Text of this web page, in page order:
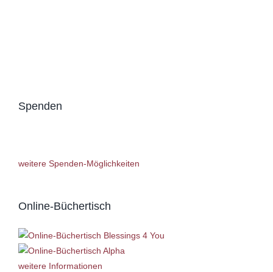
Spenden
weitere Spenden-Möglichkeiten
Online-Büchertisch
weitere Informationen